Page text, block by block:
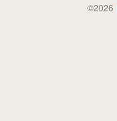
©2026